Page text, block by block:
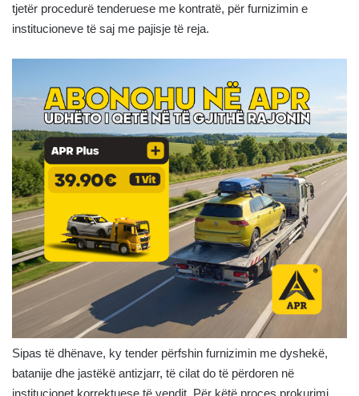
tjetër procedurë tenderuese me kontratë, për furnizimin e
institucioneve të saj me pajisje të reja.
Sipas të dhënave, ky tender përfshin furnizimin me dyshekë,
batanije dhe jastëkë antizjarr, të cilat do të përdoren në
institucionet korrektuese të vendit. Për këtë proces prokurimi